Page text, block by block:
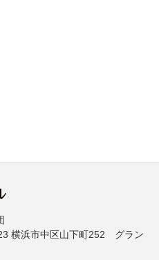
横浜市中区山下町252 グラン